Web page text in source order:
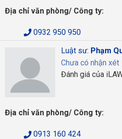
Địa chỉ văn phòng/ Công ty:
0932 950 950
Luật sư: Phạm
Chưa có nhận xét
Đánh giá của
Địa chỉ văn phòng/ Công ty:
0913 160 424